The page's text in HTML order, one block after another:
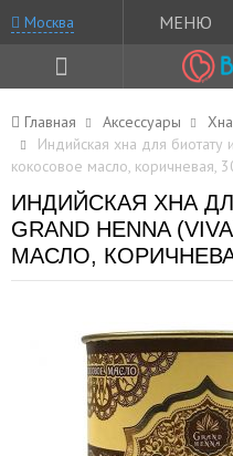
Москва МЕНЮ
Главная Аксессуары Хна
Индийская хна для
кокосовое масло, коричневая,
ИНДИЙСКАЯ ХНА
GRAND HENNA
МАСЛО,